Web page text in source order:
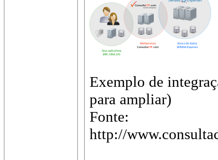
Exemplo de
para ampliar)
Fonte:
http://